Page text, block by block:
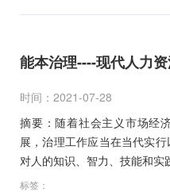
能本治理----现代人力
时间：2021-07-28
摘要：随着社会主义市场经
展，治理工作应当在当代实
对人的知识、智力、技能和实
为…
标签：